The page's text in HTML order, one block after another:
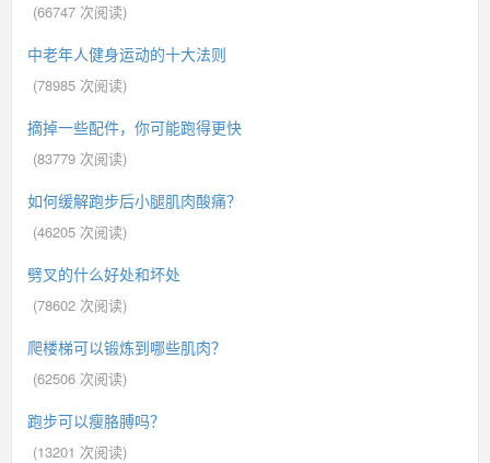
(66747 次阅读)
中老年人健身运动的十大法则
(78985 次阅读)
摘掉一些配件，你可能跑得更快
(83779 次阅读)
如何缓解跑步后小腿肌肉酸痛？
(46205 次阅读)
劈叉的什么好处和坏处
(78602 次阅读)
爬楼梯可以锻炼到哪些肌肉？
(62506 次阅读)
跑步可以瘦胳膊吗？
(13201 次阅读)